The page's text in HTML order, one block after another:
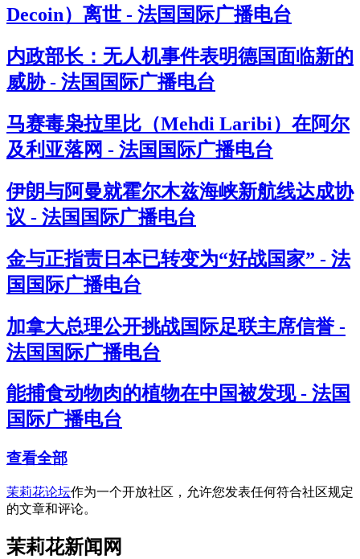
Decoin）离世 - 法国国际广播电台
内政部长：无人机事件表明德国面临新的
威胁 - 法国国际广播电台
马赛毒枭拉里比（Mehdi Laribi）在阿尔
及利亚落网 - 法国国际广播电台
伊朗与阿曼就霍尔木兹海峡新航线达成协
议 - 法国国际广播电台
金与正指责日本已转变为“好战国家” - 法
国国际广播电台
加拿大总理公开挑战国际足联主席信誉 -
法国国际广播电台
能捕食动物肉的植物在中国被发现 - 法国
国际广播电台
查看全部
茉莉花论坛作为一个开放社区，允许您发表任何符合社区规定
的文章和评论。
茉莉花新闻网